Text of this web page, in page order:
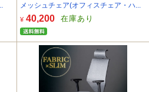
メッシュチェア(オフィスチェア・ハ...
¥ 40,200 在庫あり